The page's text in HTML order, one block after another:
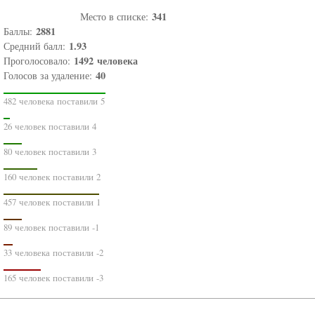
Место в списке: 341
Баллы: 2881
Средний балл: 1.93
Проголосовало: 1492 человека
Голосов за удаление: 40
482 человека поставили 5
26 человек поставили 4
80 человек поставили 3
160 человек поставили 2
457 человек поставили 1
89 человек поставили -1
33 человека поставили -2
165 человек поставили -3